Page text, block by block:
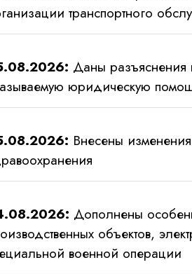
транспортного
Даны разъяснения
юридическую
Внесены
Дополнены
объектов,
военной операции